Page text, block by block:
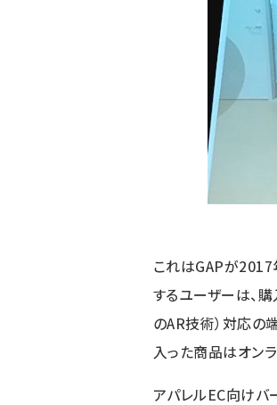
これはGAPが2017
するユーザーは、
のAR技術）対応の
入った商品はオン
アパレルEC向けバ